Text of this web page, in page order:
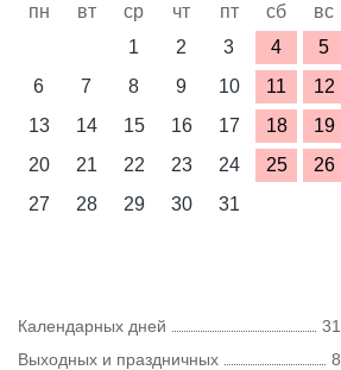
пн вт ср чт пт сб
вс
1
2 3 4
5
6
7 8 9 10 11
12
13
14 15 16 17 18
19
20
21 22 23 24 25
26
27
28 29 30 31
Календарных дней
31
Выходных и праздничных
8